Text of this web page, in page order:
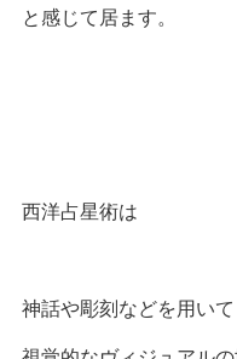
と感じて居ます。
西洋占星術は
神話や彫刻などを用いて